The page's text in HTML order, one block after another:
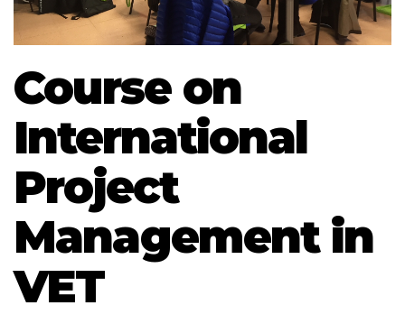
Course on
International
Project
Management in
VET